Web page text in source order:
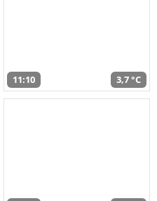
11:10 3,7 °C